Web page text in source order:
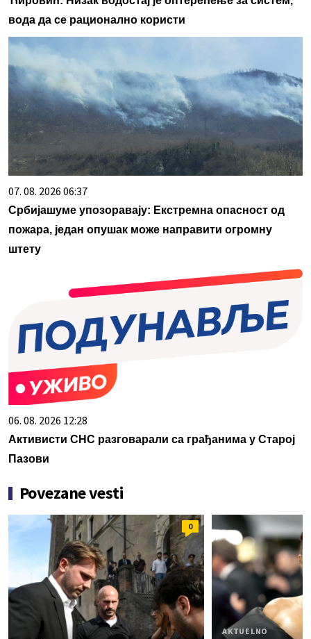
вода да се рационално користи
07. 08. 2026 06:37
Србијашуме упозоравају: Екстремна опасност од
пожара, један опушак може направити огромну
штету
06. 08. 2026 12:28
Активисти СНС разговарали са грађанима у Старој
Пазови
Povezane vesti
0
AKTUELNO